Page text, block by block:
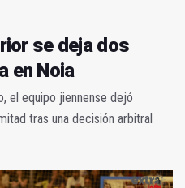
se deja dos
en Noia
el equipo jiennense dejó
tras una decisión arbitral